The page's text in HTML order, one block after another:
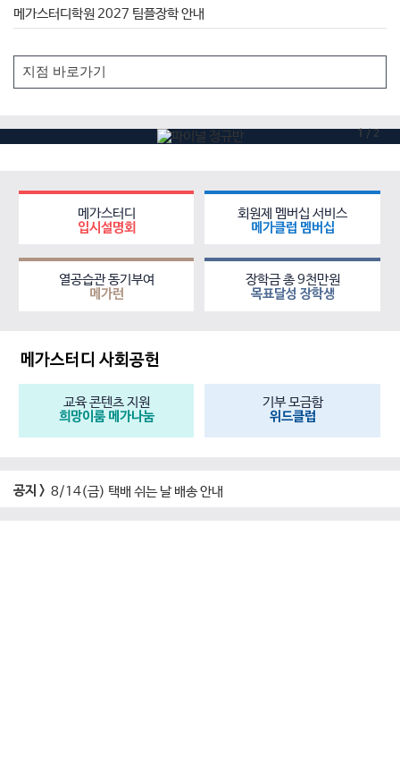
메가스터디학원 2027 팀플장학 안내
1 / 2
메가스터디
입시설명회
회원제 멤버십 서비스
메가클럽 멤버십
열공습관 동기부여
메가런
장학금 총 9천만원
목표달성 장학생
메가스터디 사회공헌
교육 콘텐츠 지원
희망이룸 메가나눔
기부 모금함
위드클럽
공지 > 8/14(금) 택배 쉬는 날 배송 안내